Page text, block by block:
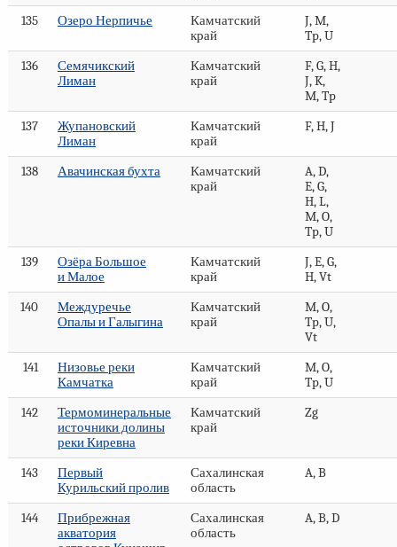
135
Озеро Нерпичье
Камчатский
край
J, M,
Tp, U
136
Семячикский
Лиман
Камчатский
край
F, G, H,
J, K,
M, Tp
137
Жупановский
Лиман
Камчатский
край
F, H, J
138 Авачинская бухта
Камчатский
край
A, D,
E, G,
H, L,
M, O,
Tp, U
139
Озёра Большое
и Малое
Камчатский
край
J, E, G,
H, Vt
140
Междуречье
Опалы и Галыгина
Камчатский
край
M, O,
Tp, U,
Vt
141
Низовье реки
Камчатка
Камчатский
край
M, O,
Tp, U
142
Термоминеральные
источники долины
реки Киревна
Камчатский
край
Zg
143
Первый
Курильский пролив
Сахалинская
область
A, B
144
Прибрежная
акватория
Сахалинская
область
A, B, D